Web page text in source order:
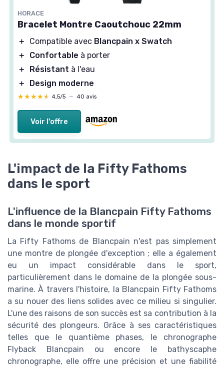
HORACE
Bracelet Montre Caoutchouc 22mm
＋ Compatible avec Blancpain x Swatch
＋
Confortable à porter
＋
Résistant à l'eau
＋
Design moderne
★★★★★
★★★★★ 4,5/5 — 40 avis
Voir l'offre
L'impact de la Fifty Fathoms
dans le sport
L'influence de la Blancpain Fifty Fathoms
dans le monde sportif
La Fifty Fathoms de Blancpain n'est pas simplement
une montre de plongée d'exception ; elle a également
eu un impact considérable dans le sport,
particulièrement dans le domaine de la plongée sous-
marine. À travers l'histoire, la Blancpain Fifty Fathoms
a su nouer des liens solides avec ce milieu si singulier.
L'une des raisons de son succès est sa contribution à la
sécurité des plongeurs. Grâce à ses caractéristiques
telles que le quantième phases, le chronographe
Flyback Blancpain ou encore le bathyscaphe
chronographe, elle offre une précision et une fiabilité